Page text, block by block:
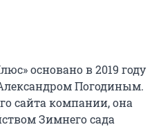
основано в 2019 году
Погодиным.
сайта компании, она
Зимнего сада